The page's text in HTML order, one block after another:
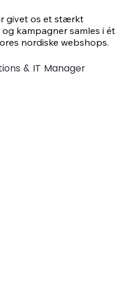
givet os et stærkt
kampagner samles i ét
nordiske webshops.
performer,
og styrke vores
& IT Manager